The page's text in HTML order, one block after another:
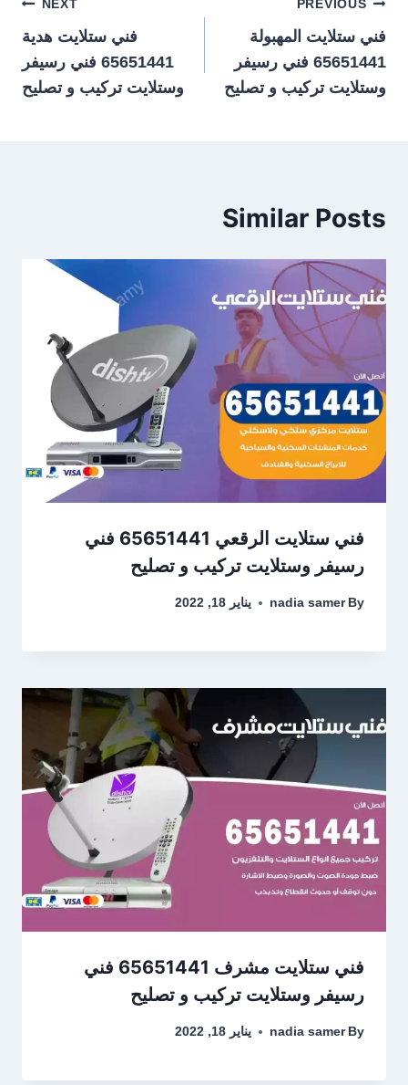
تصفّح
المقالات
PREVIOUS
فني ستلايت المهبولة
65651441 فني رسيفر
وستلايت تركيب و تصليح
NEXT
فني ستلايت هدية
65651441 فني رسيفر
وستلايت تركيب و تصليح
Similar Posts
فني ستلايت الرقعي 65651441 فني
رسيفر وستلايت تركيب و تصليح
By
nadia samer يناير 18, 2022
فني ستلايت مشرف 65651441 فني
رسيفر وستلايت تركيب و تصليح
By
nadia samer يناير 18, 2022